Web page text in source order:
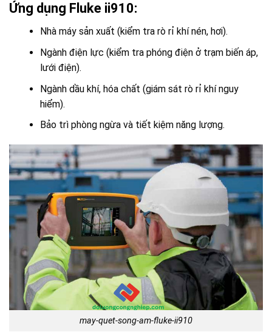
Ứng dụng Fluke ii910:
Nhà máy sản xuất (kiểm tra rò rỉ khí nén, hơi).
Ngành điện lực (kiểm tra phóng điện ở trạm biến áp,
lưới điện).
Ngành dầu khí, hóa chất (giám sát rò rỉ khí nguy
hiểm).
Bảo trì phòng ngừa và tiết kiệm năng lượng.
may-quet-song-am-fluke-ii910